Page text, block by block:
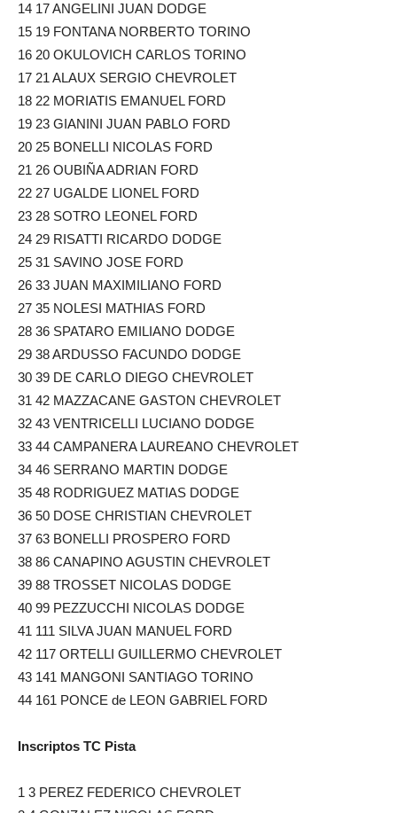
14 17 ANGELINI JUAN DODGE
15 19 FONTANA NORBERTO TORINO
16 20 OKULOVICH CARLOS TORINO
17 21 ALAUX SERGIO CHEVROLET
18 22 MORIATIS EMANUEL FORD
19 23 GIANINI JUAN PABLO FORD
20 25 BONELLI NICOLAS FORD
21 26 OUBIÑA ADRIAN FORD
22 27 UGALDE LIONEL FORD
23 28 SOTRO LEONEL FORD
24 29 RISATTI RICARDO DODGE
25 31 SAVINO JOSE FORD
26 33 JUAN MAXIMILIANO FORD
27 35 NOLESI MATHIAS FORD
28 36 SPATARO EMILIANO DODGE
29 38 ARDUSSO FACUNDO DODGE
30 39 DE CARLO DIEGO CHEVROLET
31 42 MAZZACANE GASTON CHEVROLET
32 43 VENTRICELLI LUCIANO DODGE
33 44 CAMPANERA LAUREANO CHEVROLET
34 46 SERRANO MARTIN DODGE
35 48 RODRIGUEZ MATIAS DODGE
36 50 DOSE CHRISTIAN CHEVROLET
37 63 BONELLI PROSPERO FORD
38 86 CANAPINO AGUSTIN CHEVROLET
39 88 TROSSET NICOLAS DODGE
40 99 PEZZUCCHI NICOLAS DODGE
41 111 SILVA JUAN MANUEL FORD
42 117 ORTELLI GUILLERMO CHEVROLET
43 141 MANGONI SANTIAGO TORINO
44 161 PONCE de LEON GABRIEL FORD
Inscriptos TC Pista
1 3 PEREZ FEDERICO CHEVROLET